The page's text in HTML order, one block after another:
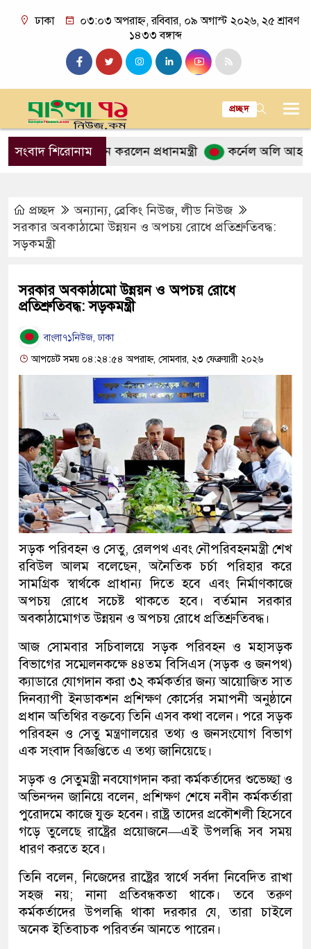
ঢাকা
০৩:০৩ অপরাহ্ন, রবিবার, ০৯ অগাস্ট ২০২৬, ২৫ শ্রাবণ
১৪৩৩ বঙ্গাব্দ
প্রচ্ছদ
সংবাদ শিরোনাম
পরিদর্শন করলেন প্রধানমন্ত্রী কর্নেল অলি আহমদকে
প্রচ্ছদ অন্যান্য, ব্রেকিং নিউজ,লীড নিউজ
সরকার অবকাঠামো উন্নয়ন ও অপচয় রোধে প্রতিশ্রুতিবদ্ধ:
সড়কমন্ত্রী
সরকার অবকাঠামো উন্নয়ন ও অপচয় রোধে
প্রতিশ্রুতিবদ্ধ: সড়কমন্ত্রী
বাংলা৭১নিউজ, ঢাকা
আপডেট সময় ০৪:২৪:৫৪ অপরাহ্ন, সোমবার, ২৩ ফেব্রুয়ারী ২০২৬
সড়ক পরিবহন ও সেতু, রেলপথ এবং নৌপরিবহনমন্ত্রী শেখ
রবিউল আলম বলেছেন, অনৈতিক চর্চা পরিহার করে
সামগ্রিক স্বার্থকে প্রাধান্য দিতে হবে এবং নির্মাণকাজে
অপচয় রোধে সচেষ্ট থাকতে হবে। বর্তমান সরকার
অবকাঠামোগত উন্নয়ন ও অপচয় রোধে প্রতিশ্রুতিবদ্ধ।
আজ সোমবার সচিবালয়ে সড়ক পরিবহন ও মহাসড়ক
বিভাগের সম্মেলনকক্ষে ৪৪তম বিসিএস (সড়ক ও জনপথ)
ক্যাডারে যোগদান করা ৩২ কর্মকর্তার জন্য আয়োজিত সাত
দিনব্যাপী ইনডাকশন প্রশিক্ষণ কোর্সের সমাপনী অনুষ্ঠানে
প্রধান অতিথির বক্তব্যে তিনি এসব কথা বলেন। পরে সড়ক
পরিবহন ও সেতু মন্ত্রণালয়ের তথ্য ও জনসংযোগ বিভাগ
এক সংবাদ বিজ্ঞপ্তিতে এ তথ্য জানিয়েছে।
সড়ক ও সেতুমন্ত্রী নবযোগদান করা কর্মকর্তাদের শুভেচ্ছা ও
অভিনন্দন জানিয়ে বলেন, প্রশিক্ষণ শেষে নবীন কর্মকর্তারা
পুরোদমে কাজে যুক্ত হবেন। রাষ্ট্র তাদের প্রকৌশলী হিসেবে
গড়ে তুলেছে রাষ্ট্রের প্রয়োজনে—এই উপলব্ধি সব সময়
ধারণ করতে হবে।
তিনি বলেন, নিজেদের রাষ্ট্রের স্বার্থে সর্বদা নিবেদিত রাখা
সহজ নয়; নানা প্রতিবন্ধকতা থাকে। তবে তরুণ
কর্মকর্তাদের উপলব্ধি থাকা দরকার যে, তারা চাইলে
অনেক ইতিবাচক পরিবর্তন আনতে পারেন।